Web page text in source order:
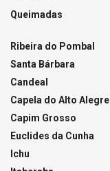
Queimadas
Ribeira do Pombal
Santa Bárbara
Candeal
Capela do Alto Alegre
Capim Grosso
Euclides da Cunha
Ichu